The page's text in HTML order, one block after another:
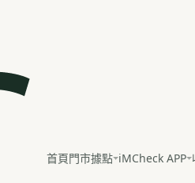
首頁門市據點 iMCheck APP